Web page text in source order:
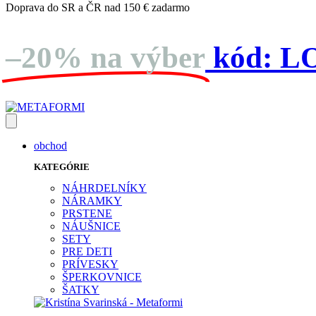
Doprava do SR a ČR nad 150 € zadarmo
–20% na výber kód:
obchod
KATEGÓRIE
NÁHRDELNÍKY
NÁRAMKY
PRSTENE
NÁUŠNICE
SETY
PRE DETI
PRÍVESKY
ŠPERKOVNICE
ŠATKY